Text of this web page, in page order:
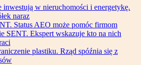
inwestują w nieruchomości i energetykę.
naraz
Status AEO może pomóc firmom
SENT. Ekspert wskazuje kto na nich
plastiku. Rząd spóźnia się z